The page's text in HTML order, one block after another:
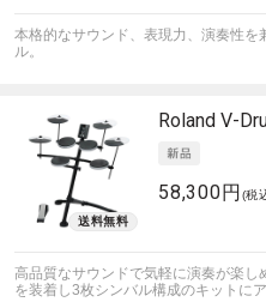
本格的なサウンド、表現力、演奏性
ル。
Roland V-
58,300円 (税
高品質なサウンドで気軽に演奏が楽
を装着し3枚シンバル構成のキットに